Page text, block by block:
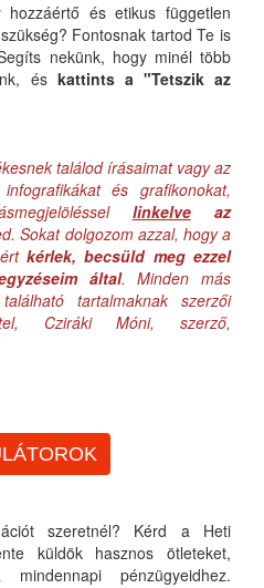
és etikus független
Fontosnak tartod Te is
nekünk, hogy minél több
és kattints a "Tetszik az
találod írásaimat vagy az
és grafikonokat,
linkelveaz
Sokat dolgozom azzal, hogy a
kérlek, becsüld meg ezzel
által. Minden más
tartalmaknak szerzői
Cziráki Móni, szerző,
szeretnél? Kérd a Heti
küldök hasznos ötleteket,
pénzügyeidhez.